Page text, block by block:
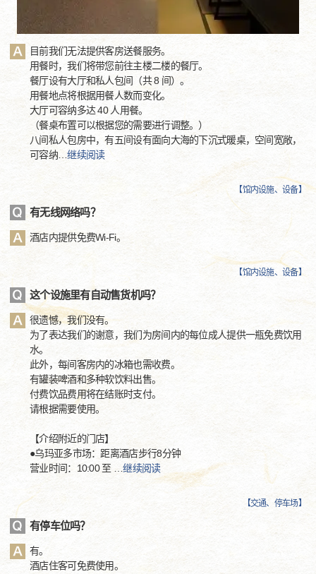
目前我们无法提供客房送餐服务。
用餐时，我们将带您前往主楼二楼的餐厅。
餐厅设有大厅和私人包间（共 8 间）。
用餐地点将根据用餐人数而变化。
大厅可容纳多达 40 人用餐。
（餐桌布置可以根据您的需要进行调整。）
八间私人包房中，有五间设有面向大海的下沉式暖桌，空间宽敞，
可容纳…继续阅读
【馆内设施、设备】
有无线网络吗？
酒店内提供免费Wi-Fi。
【馆内设施、设备】
这个设施里有自动售货机吗？
很遗憾，我们没有。
为了表达我们的谢意，我们为房间内的每位成人提供一瓶免费饮用
水。
此外，每间客房内的冰箱也需收费。
有罐装啤酒和多种软饮料出售。
付费饮品费用将在结账时支付。
请根据需要使用。
【介绍附近的门店】
●乌玛亚多市场：距离酒店步行8分钟
营业时间：10:00 至
…继续阅读
【交通、停车场】
有停车位吗？
有。
酒店住客可免费使用。